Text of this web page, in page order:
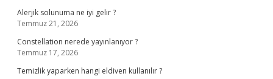
Alerjik solunuma ne iyi gelir ?
Temmuz 21, 2026
Constellation nerede yayınlanıyor ?
Temmuz 17, 2026
Temizlik yaparken hangi eldiven kullanılır ?